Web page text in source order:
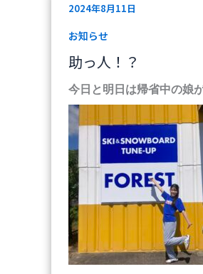
2024年8月11日
お知らせ
助っ人！？
今日と明日は帰省中の娘
っ
人！？